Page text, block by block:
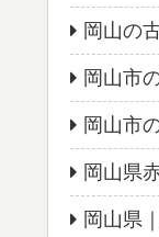
岡山の
岡山市
岡山市
岡山県
岡山県